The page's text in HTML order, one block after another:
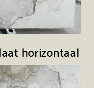
horizontaal